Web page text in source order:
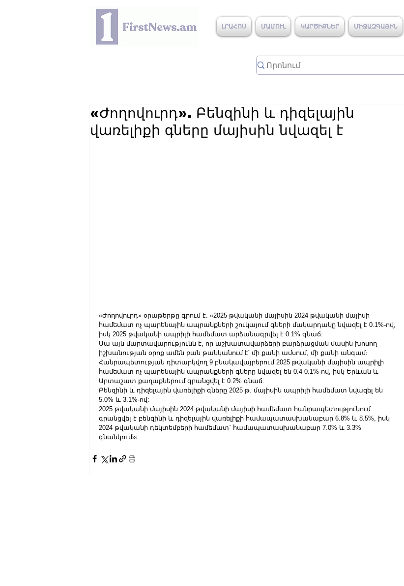
ԼՐԱՀՈՍ ՄԱՄՈՒԼ ԿԱՐԾԻՔՆԵՐ ՄԻՋԱԶԳԱՅԻՆ
«Ժողովուրդ». Բենզինի և դիզելային
վառելիքի գները մայիսին նվազել է
«Ժողովուրդ» օրաթերթը գրում է. «2025 թվականի մայիսին 2024 թվականի մայիսի
համեմատ ոչ պարենային ապրանքների շուկայում գների մակարդակը նվազել է 0.1%-ով,
իսկ 2025 թվականի ապրիլի համեմատ արձանագրվել է 0.1% գնաճ:
Սա այն մարտավարությունն է, որ աշխատավարձերի բարձրացման մասին խոսող
իշխանության օրոք ամեն բան թանկանում է՝ մի քանի ամսում, մի քանի անգամ։
Հանրապետության դիտարկվող 9 բնակավայրերում 2025 թվականի մայիսին ապրիլի
համեմատ ոչ պարենային ապրանքների գները նվազել են 0.4-0.1%-ով, իսկ Երևան և
Արտաշատ քաղաքներում գրանցվել է 0.2% գնաճ:
Բենզինի և դիզելային վառելիքի գները 2025 թ. մայիսին ապրիլի համեմատ նվազել են
5.0% և 3.1%-ով:
2025 թվականի մայիսին 2024 թվականի մայիսի համեմատ հանրապետությունում
գրանցվել է բենզինի և դիզելային վառելիքի համապատասխանաբար 6.8% և 8.5%, իսկ
2024 թվականի դեկտեմբերի համեմատ` համապատասխանաբար 7.0% և 3.3%
գնանկում»։